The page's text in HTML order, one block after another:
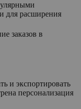
для расширения
заказов в
и экспортировать
персонализация